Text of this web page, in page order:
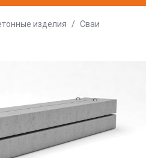
изделия / Сваи